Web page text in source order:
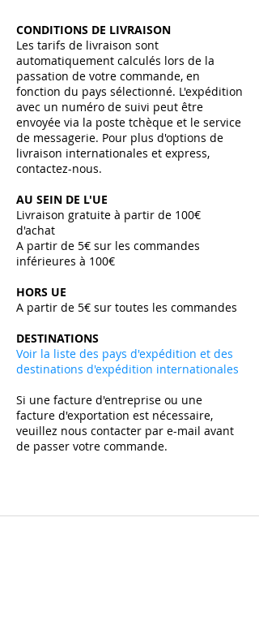
CONDITIONS DE LIVRAISON
Les tarifs de livraison sont
automatiquement calculés lors de la
passation de votre commande, en
fonction du pays sélectionné. L'expédition
avec un numéro de suivi peut être
envoyée via la poste tchèque et le service
de messagerie. Pour plus d'options de
livraison internationales et express,
contactez-nous.
AU SEIN DE L'UE
Livraison gratuite à partir de 100€
d'achat
A partir de 5€ sur les commandes
inférieures à 100€
HORS UE
A partir de 5€ sur toutes les commandes ​
DESTINATIONS
Voir la liste des pays d'expédition et des
destinations d'expédition internationales
Si une facture d'entreprise ou une
facture d'exportation est nécessaire,
veuillez nous contacter par e-mail avant
de passer votre commande.